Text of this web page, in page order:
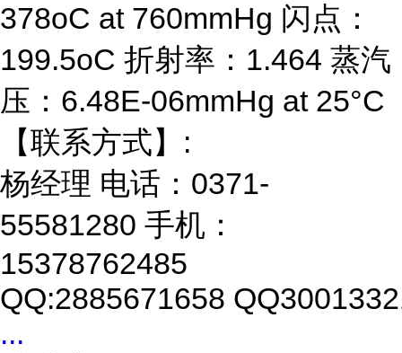
378oC at 760mmHg 闪点：
199.5oC 折射率：1.464 蒸汽
压：6.48E-06mmHg at 25°C
【联系方式】:
杨经理 电话：0371-
55581280 手机：
15378762485
QQ:2885671658
...